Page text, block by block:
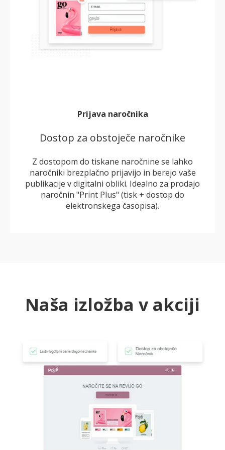
Prijava naročnika
Dostop za obstoječe naročnike
Z dostopom do tiskane naročnine se lahko
naročniki brezplačno prijavijo in berejo vaše
publikacije v digitalni obliki. Idealno za prodajo
naročnin "Print Plus" (tisk + dostop do
elektronskega časopisa).
Naša izložba v akciji